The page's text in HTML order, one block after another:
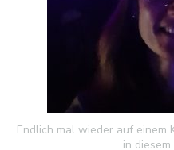
Endlich mal wieder auf einem
in